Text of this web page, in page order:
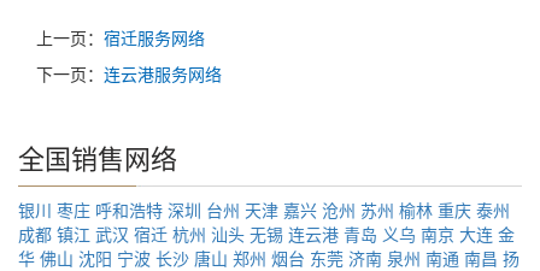
上一页： 宿迁服务网络
下一页： 连云港服务网络
全国销售网络
银川 枣庄 呼和浩特 深圳 台州 天津 嘉兴 沧州 苏州 榆林 重庆 泰州
成都 镇江 武汉 宿迁 杭州 汕头 无锡 连云港 青岛 义乌 南京 大连 金
华 佛山 沈阳 宁波 长沙 唐山 郑州 烟台 东莞 济南 泉州 南通 南昌 扬